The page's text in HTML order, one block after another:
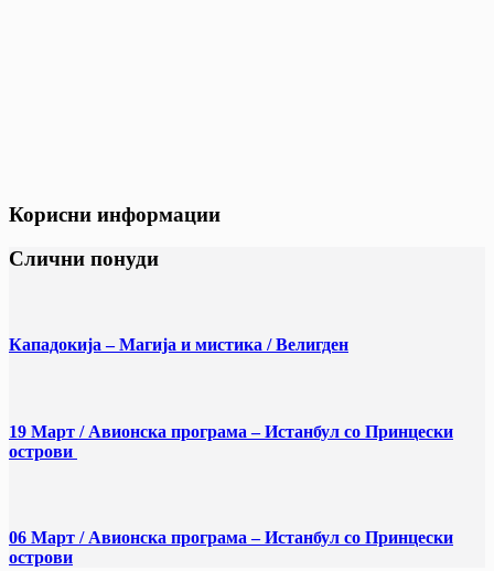
Корисни информации
Слични понуди
Кападокија – Магија и мистика / Велигден
19 Март / Aвионска програма – Истанбул со Принцески
острови
06 Март / Aвионска програма – Истанбул со Принцески
острови